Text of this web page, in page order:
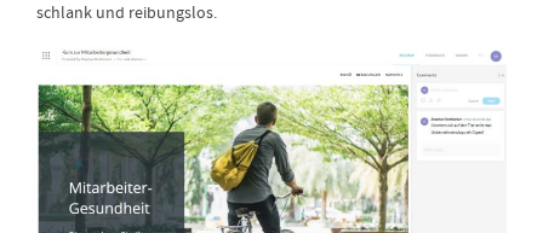
schlank und reibungslos.